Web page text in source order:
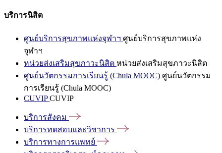
บริการนิสิต
ศูนย์บริการสุขภาพแห่งจุฬาฯ ศูนย์บริการสุขภาพแห่ง
จุฬาฯ
หน่วยส่งเสริมสุขภาวะนิสิต หน่วยส่งเสริมสุขภาวะนิสิต
ศูนย์นวัตกรรมการเรียนรู้ (Chula MOOC) ศูนย์นวัตกรรม
การเรียนรู้ (Chula MOOC)
CUVIPCUVIP
บริการสังคม
บริการทดสอบและวิชาการ
บริการทางการแพทย์